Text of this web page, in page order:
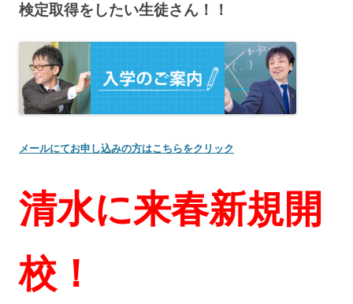
検定取得をしたい生徒さん！！
メールにてお申し込みの方はこちらをクリック
清水に来春新規開
校！